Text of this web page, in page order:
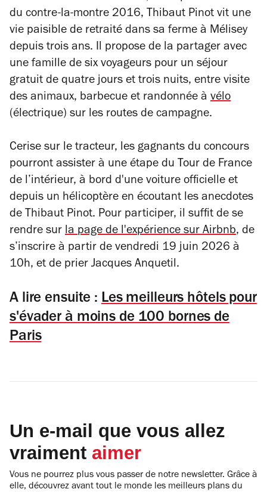
du contre-la-montre 2016, Thibaut Pinot vit une
vie paisible de retraité dans sa ferme à Mélisey
depuis trois ans. Il propose de la partager avec
une famille de six voyageurs pour un séjour
gratuit de quatre jours et trois nuits, entre visite
des animaux, barbecue et randonnée à vélo
(électrique) sur les routes de campagne.
Cerise sur le tracteur, les gagnants du concours
pourront assister à une étape du Tour de France
de l’intérieur, à bord d'une voiture officielle et
depuis un hélicoptère en écoutant les anecdotes
de Thibaut Pinot. Pour participer, il suffit de se
rendre sur la page de l'expérience sur Airbnb, de
s’inscrire à partir de vendredi 19 juin 2026 à
10h, et de prier Jacques Anquetil.
A lire ensuite :Les meilleurs hôtels pour
s'évader à moins de 100 bornes de
Paris
Un e-mail que vous allez
vraiment aimer
Vous ne pourrez plus vous passer de notre newsletter. Grâce à
elle, découvrez avant tout le monde les meilleurs plans du